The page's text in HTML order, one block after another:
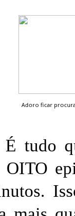
Adoro ficar
É tudo